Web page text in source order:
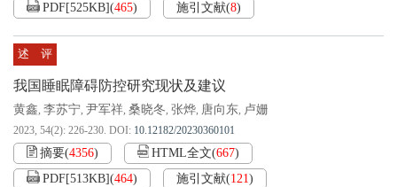
PDF[525KB](465) 施引文献(8)
述 评
我国睡眠障碍防控研究现状及建议
黄鑫, 李苏宁, 尹军祥, 桑晓冬, 张烨, 唐向东, 卢姗
2023, 54(2): 226-230. DOI: 10.12182/20230360101
摘要(4356) HTML全文(667)
PDF[513KB](464) 施引文献(121)